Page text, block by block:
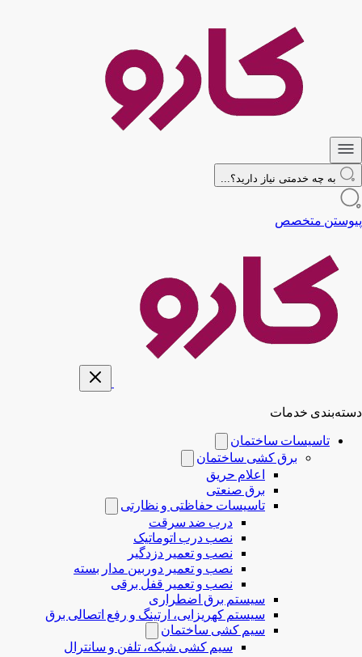
به چه خدمتی نیاز دارید؟...
پیوستن متخصص
دسته‌بندی خدمات
تاسیسات ساختمان
برق کشی ساختمان
اعلام حریق
برق صنعتی
تاسیسات حفاظتی و نظارتی
درب ضد سرقت
نصب درب‌ اتوماتیک
نصب و تعمیر دزدگیر
نصب و تعمیر دوربین مدار بسته
نصب و تعمیر قفل برقی
سیستم برق اضطراری
سیستم کهریزایی، ارتینگ و رفع اتصالی برق
سیم کشی ساختمان
سیم کشی شبکه، تلفن و سانترال